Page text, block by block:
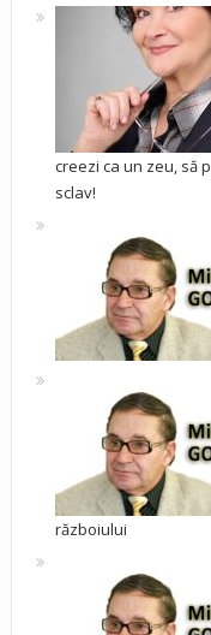
creezi ca un zeu, să
sclav!
războiului